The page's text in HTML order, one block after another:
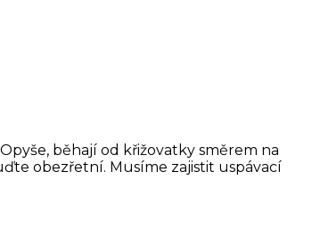
běhají od křižovatky směrem na
obezřetní. Musíme zajistit uspávací